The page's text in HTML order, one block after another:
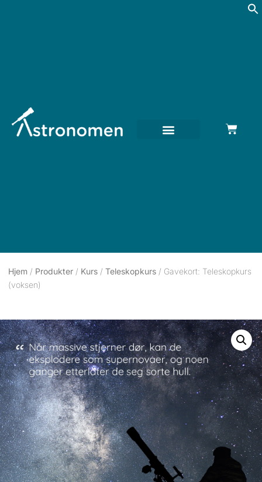
Hjem / Produkter / Kurs / Teleskopkurs / Gavekort: Teleskopkurs
(voksen)